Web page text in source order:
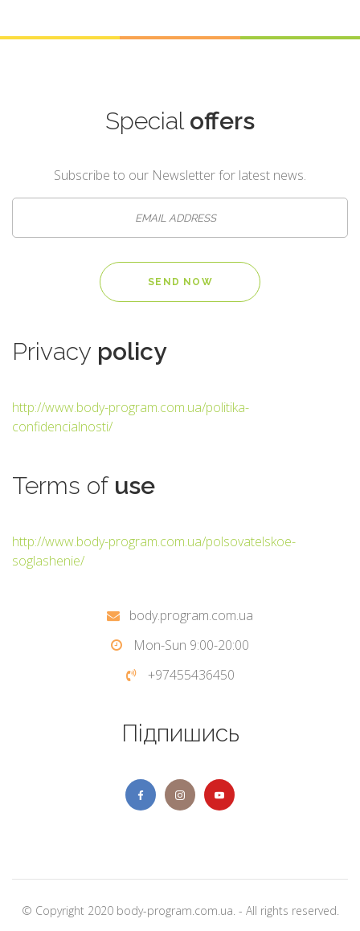
Special offers
Subscribe to our Newsletter for latest news.
Privacy policy
http://www.body-program.com.ua/politika-
confidencialnosti/
Terms of use
http://www.body-program.com.ua/polsovatelskoe-
soglashenie/
body.program.com.ua
Mon-Sun 9:00-20:00
+97455436450
Підпишись
© Copyright 2020 body-program.com.ua. - All rights reserved.